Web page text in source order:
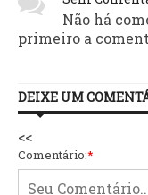
Não há
primeiro a
DEIXE UM
<<
Comentário:*